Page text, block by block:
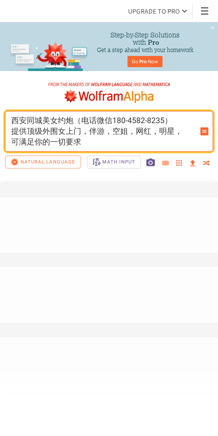
UPGRADE TO PRO
Step-by-Step Solutions
with Pro
Get a step ahead with your homework
Go Pro Now
西安同城美女约炮（电话微信180-4582-8235）
提供顶级外围女上门，伴游，空姐，网红，明星，
可满足你的一切要求
NATURAL LANGUAGE MATH INPUT